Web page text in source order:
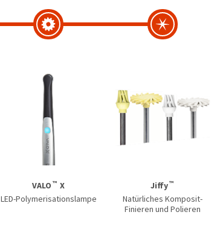
VALO ™ X
LED-Polymerisationslampe
Jiffy™
Natürliches Komposit-
Finieren und Polieren